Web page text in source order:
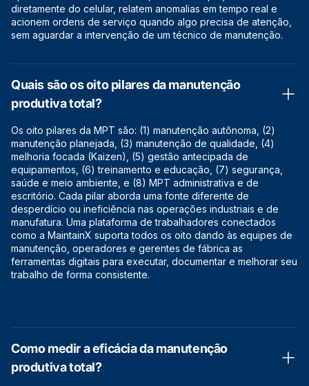
diretamente do celular, relatem anomalias em tempo real e
acionem ordens de serviço quando algo precisa de atenção,
sem aguardar a intervenção de um técnico de manutenção.
Quais são os oito pilares da manutenção
produtiva total?
Os oito pilares da MPT são: (1) manutenção autônoma, (2)
manutenção planejada, (3) manutenção de qualidade, (4)
melhoria focada (Kaizen), (5) gestão antecipada de
equipamentos, (6) treinamento e educação, (7) segurança,
saúde e meio ambiente, e (8) MPT administrativa e de
escritório. Cada pilar aborda uma fonte diferente de
desperdício ou ineficiência nas operações industriais e de
manufatura. Uma plataforma de trabalhadores conectados
como a MaintainX suporta todos os oito dando às equipes de
manutenção, operadores e gerentes de fábrica as
ferramentas digitais para executar, documentar e melhorar seu
trabalho de forma consistente.
Como medir a eficácia da manutenção
produtiva total?